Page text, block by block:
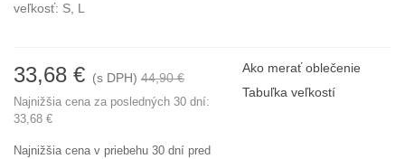
veľkosť: S, L
33,68 € (s DPH) 44,90 €
Najnižšia cena za posledných 30 dní:
33,68 €
Najnižšia cena v priebehu 30 dní pred
Ako merať oblečenie
Tabuľka veľkostí